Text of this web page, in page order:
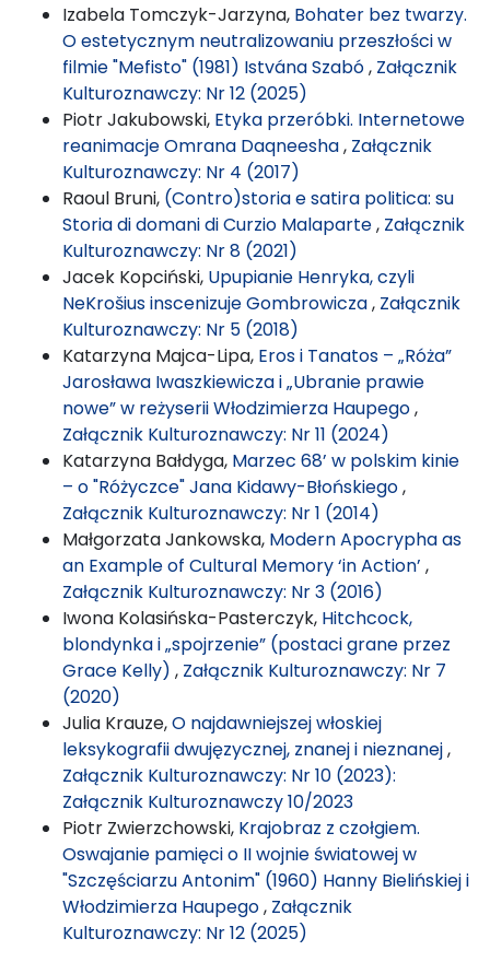
Izabela Tomczyk-Jarzyna, Bohater bez twarzy.
O estetycznym neutralizowaniu przeszłości w
filmie "Mefisto" (1981) Istvána Szabó, Załącznik
Kulturoznawczy: Nr 12 (2025)
Piotr Jakubowski, Etyka przeróbki. Internetowe
reanimacje Omrana Daqneesha, Załącznik
Kulturoznawczy: Nr 4 (2017)
Raoul Bruni, (Contro)storia e satira politica: su
Storia di domani di Curzio Malaparte, Załącznik
Kulturoznawczy: Nr 8 (2021)
Jacek Kopciński, Upupianie Henryka, czyli
NeKrošius inscenizuje Gombrowicza, Załącznik
Kulturoznawczy: Nr 5 (2018)
Katarzyna Majca-Lipa, Eros i Tanatos – „Róża”
Jarosława Iwaszkiewicza i „Ubranie prawie
nowe” w reżyserii Włodzimierza Haupego,
Załącznik Kulturoznawczy: Nr 11 (2024)
Katarzyna Bałdyga, Marzec 68’ w polskim kinie
– o "Różyczce" Jana Kidawy-Błońskiego,
Załącznik Kulturoznawczy: Nr 1 (2014)
Małgorzata Jankowska, Modern Apocrypha as
an Example of Cultural Memory ‘in Action’ ,
Załącznik Kulturoznawczy: Nr 3 (2016)
Iwona Kolasińska-Pasterczyk, Hitchcock,
blondynka i „spojrzenie” (postaci grane przez
Grace Kelly) , Załącznik Kulturoznawczy: Nr 7
(2020)
Julia Krauze,O najdawniejszej włoskiej
leksykografii dwujęzycznej, znanej i nieznanej,
Załącznik Kulturoznawczy: Nr 10 (2023):
Załącznik Kulturoznawczy 10/2023
Piotr Zwierzchowski, Krajobraz z czołgiem.
Oswajanie pamięci o II wojnie światowej w
"Szczęściarzu Antonim" (1960) Hanny Bielińskiej i
Włodzimierza Haupego, Załącznik
Kulturoznawczy: Nr 12 (2025)